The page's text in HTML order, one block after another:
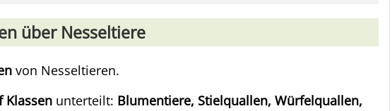
über Nesseltiere
von Nesseltieren.
Klassen unterteilt: Blumentiere, Stielquallen, Würfelquallen,